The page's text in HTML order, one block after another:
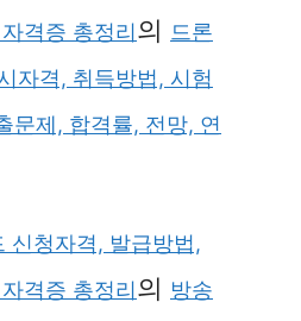
격증 총정리의 드론
자격, 취득방법, 시험
문제, 합격률, 전망, 연
신청자격, 발급방법,
격증 총정리의 방송